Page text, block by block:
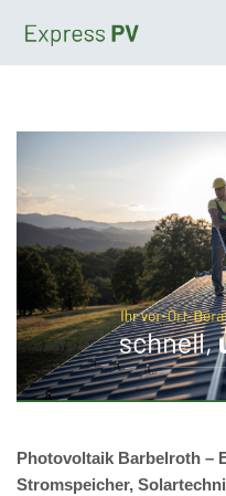
Photovoltaik Barbelroth –
Stromspeicher,